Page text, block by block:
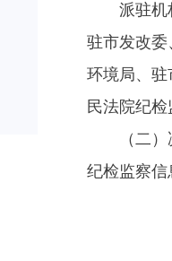
派驻机
驻市发改
环境局、
民法院纪检
（二
纪检监察信